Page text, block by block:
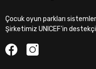
Çocuk oyun parkları
Şirketimiz UNICEF'in